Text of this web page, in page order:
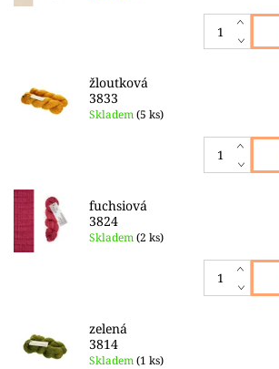
žloutková
3833
Skladem(5 ks)
fuchsiová
3824
Skladem(2 ks)
zelená
3814
Skladem(1 ks)